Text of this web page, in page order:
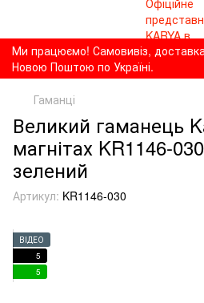
Ми працюємо! Самовивіз,
Новою Поштою по Україні.
Гаманці
Великий гаманець
магнітах KR1146-
зелений
Артикул: KR1146-030
ВІДЕО
5
5